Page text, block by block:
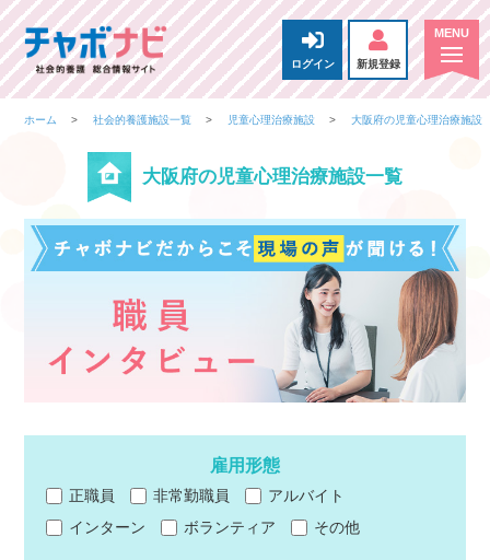
ログイン 新規登録
ホーム 社会的養護施設一覧 児童心理治療施設 大阪府の児童心理治療施設
大阪府の児童心理治療施設一覧
雇用形態
正職員 非常勤職員
アルバイト
インターン
ボランティア その他